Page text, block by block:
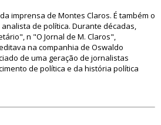
imprensa de Montes Claros. É também o
de política. Durante décadas,
n "O Jornal de M. Claros",
na companhia de Oswaldo
de uma geração de jornalistas
de política e da história política